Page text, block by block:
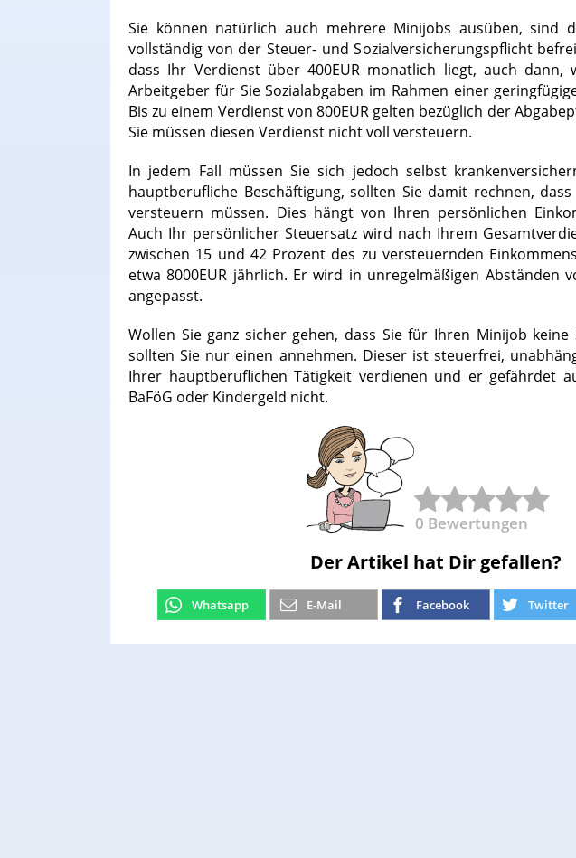
Sie können natürlich auch mehrere Minijobs ausüben, sind
vollständig von der Steuer- und Sozialversicherungspflicht
dass Ihr Verdienst über 400EUR monatlich liegt, auch dann,
Arbeitgeber für Sie Sozialabgaben im Rahmen einer
Bis zu einem Verdienst von 800EUR gelten bezüglich der
Sie müssen diesen Verdienst nicht voll versteuern.
In jedem Fall müssen Sie sich jedoch selbst
hauptberufliche Beschäftigung, sollten Sie damit rechnen,
versteuern müssen. Dies hängt von Ihren persönlichen
Auch Ihr persönlicher Steuersatz wird nach Ihrem
zwischen 15 und 42 Prozent des zu versteuernden
etwa 8000EUR jährlich. Er wird in unregelmäßigen Abständen
angepasst.
Wollen Sie ganz sicher gehen, dass Sie für Ihren Minijob keine
sollten Sie nur einen annehmen. Dieser ist steuerfrei,
Ihrer hauptberuflichen Tätigkeit verdienen und er gefährdet
BaFöG oder Kindergeld nicht.
0 Bewertungen
Der Artikel hat Dir gefallen?
Whatsapp E-Mail Facebook Twitter